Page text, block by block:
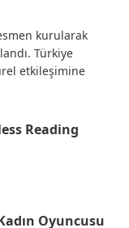
kurularak
Türkiye
etkileşimine
Reading
Oyuncusu